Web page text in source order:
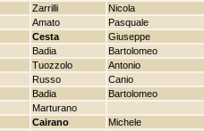
Zarrilli Nicola
Amato Pasquale
Cesta Giuseppe
Badia Bartolomeo
Tuozzolo Antonio
Russo Canio
Badia Bartolomeo
Marturano
Cairano Michele